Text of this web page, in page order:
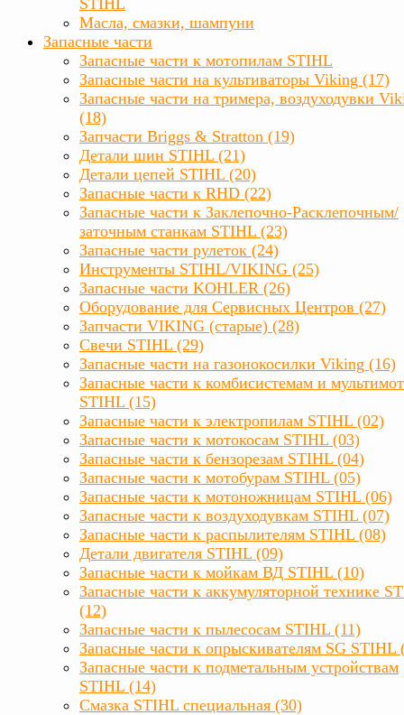
STIHL
Масла, смазки, шампуни
Запасные части
Запасные части к мотопилам STIHL
Запасные части на культиваторы Viking (17)
Запасные части на тримера, воздуходувки
(18)
Запчасти Briggs & Stratton (19)
Детали шин STIHL (21)
Детали цепей STIHL (20)
Запасные части к RHD (22)
Запасные части к Заклепочно-Расклепочным/
заточным станкам STIHL (23)
Запасные части рулеток (24)
Инструменты STIHL/VIKING (25)
Запасные части KOHLER (26)
Оборудование для Сервисных Центров (27)
Запчасти VIKING (старые) (28)
Свечи STIHL (29)
Запасные части на газонокосилки Viking (16)
Запасные части к комбисистемам и
STIHL (15)
Запасные части к электропилам STIHL (02)
Запасные части к мотокосам STIHL (03)
Запасные части к бензорезам STIHL (04)
Запасные части к мотобурам STIHL (05)
Запасные части к мотоножницам STIHL (06)
Запасные части к воздуходувкам STIHL (07)
Запасные части к распылителям STIHL (08)
Детали двигателя STIHL (09)
Запасные части к мойкам ВД STIHL (10)
Запасные части к аккумуляторной технике
(12)
Запасные части к пылесосам STIHL (11)
Запасные части к опрыскивателям SG STIHL
Запасные части к подметальным устройствам
STIHL (14)
Смазка STIHL специальная (30)